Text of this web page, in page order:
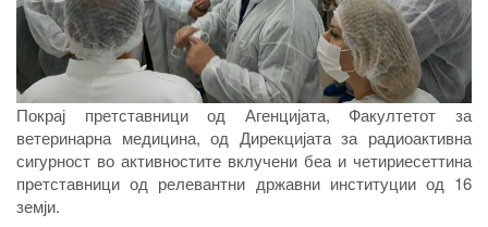
Покрај претставници од Агенцијата, Факултетот за
ветеринарна медицина, од Дирекцијата за радиоактивна
сигурност во активностите вклучени беа и четириесеттина
претставници од релевантни државни институции од 16
земји.